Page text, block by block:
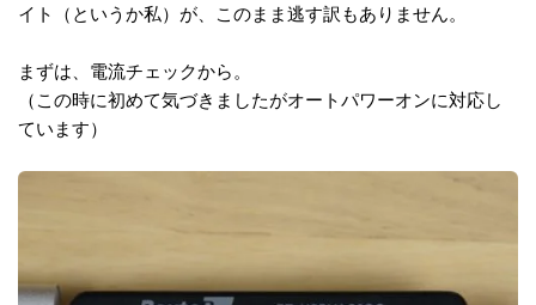
イト（というか私）が、このまま逃す訳もありません。
まずは、電流チェックから。
（この時に初めて気づきましたがオートパワーオンに対応し
ています）